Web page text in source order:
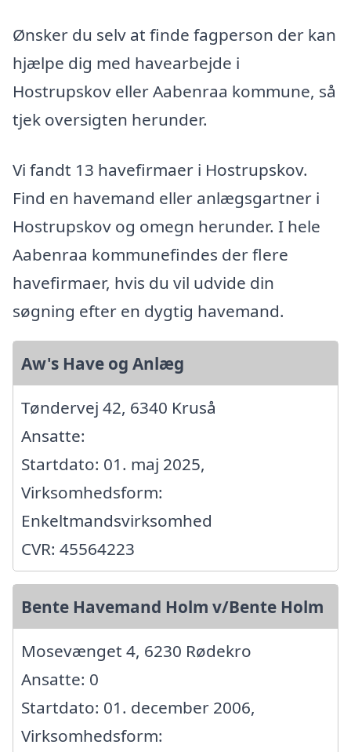
Ønsker du selv at finde fagperson der kan
hjælpe dig med havearbejde i
Hostrupskov eller Aabenraa kommune, så
tjek oversigten herunder.
Vi fandt 13 havefirmaer i Hostrupskov.
Find en havemand eller anlægsgartner i
Hostrupskov og omegn herunder. I hele
Aabenraa kommunefindes der flere
havefirmaer, hvis du vil udvide din
søgning efter en dygtig havemand.
Aw's Have og Anlæg
Tøndervej 42, 6340 Kruså
Ansatte:
Startdato: 01. maj 2025,
Virksomhedsform:
Enkeltmandsvirksomhed
CVR: 45564223
Bente Havemand Holm v/Bente Holm
Mosevænget 4, 6230 Rødekro
Ansatte: 0
Startdato: 01. december 2006,
Virksomhedsform: